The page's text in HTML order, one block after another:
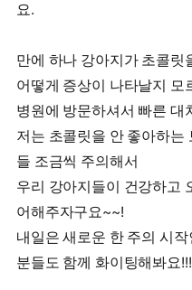
요.
만에 하나 강아지가 초콜릿
어떻게 증상이 나타날지 모
병원에 방문하셔서 빠른 대
저는 초콜릿을 안 좋아하는
들 조금씩 주의해서
우리 강아지들이 건강하고
어해주자구요~~!
내일은 새로운 한 주의 시
분들도 함께 화이팅해봐요